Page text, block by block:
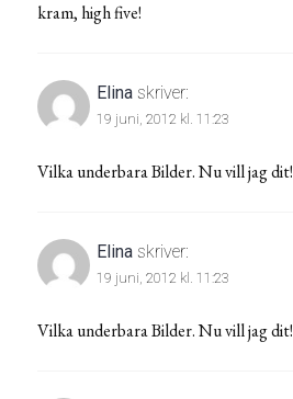
kram, high five!
Elina skriver:
19 juni, 2012 kl. 11:23
Vilka underbara Bilder. Nu vill jag dit!
Elina skriver:
19 juni, 2012 kl. 11:23
Vilka underbara Bilder. Nu vill jag dit!